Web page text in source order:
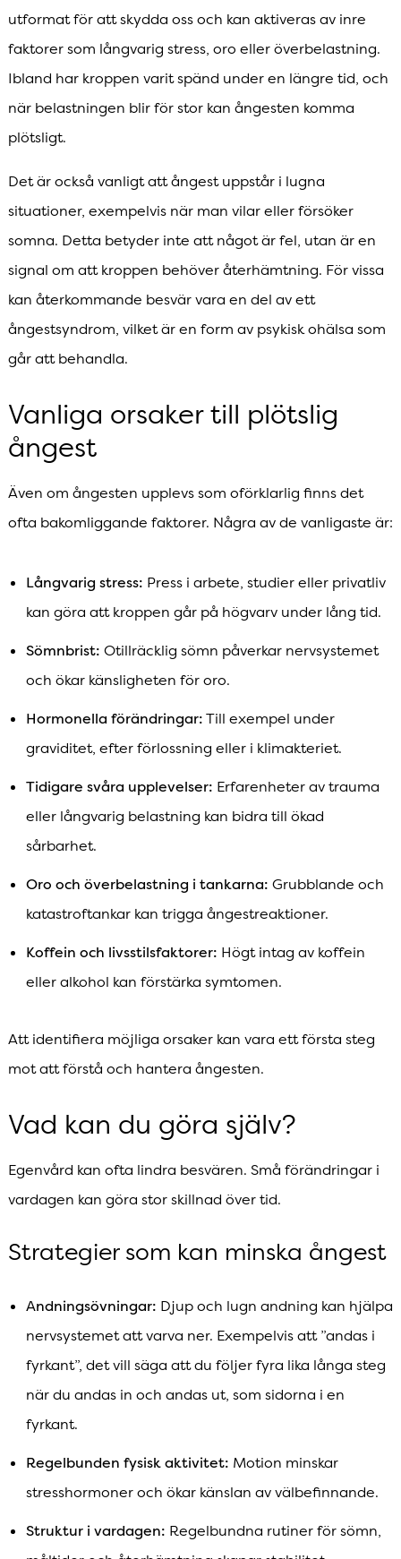
utformat för att skydda oss och kan aktiveras av inre
faktorer som långvarig stress, oro eller överbelastning.
Ibland har kroppen varit spänd under en längre tid, och
när belastningen blir för stor kan ångesten komma
plötsligt.
Det är också vanligt att ångest uppstår i lugna
situationer, exempelvis när man vilar eller försöker
somna. Detta betyder inte att något är fel, utan är en
signal om att kroppen behöver återhämtning. För vissa
kan återkommande besvär vara en del av ett
ångestsyndrom, vilket är en form av psykisk ohälsa som
går att behandla.
Vanliga orsaker till plötslig
ångest
Även om ångesten upplevs som oförklarlig finns det
ofta bakomliggande faktorer. Några av de vanligaste är:
Långvarig stress: Press i arbete, studier eller privatliv
kan göra att kroppen går på högvarv under lång tid.
Sömnbrist: Otillräcklig sömn påverkar nervsystemet
och ökar känsligheten för oro.
Hormonella förändringar: Till exempel under
graviditet, efter förlossning eller i klimakteriet.
Tidigare svåra upplevelser: Erfarenheter av trauma
eller långvarig belastning kan bidra till ökad
sårbarhet.
Oro och överbelastning i tankarna: Grubblande och
katastroftankar kan trigga ångestreaktioner.
Koffein och livsstilsfaktorer: Högt intag av koffein
eller alkohol kan förstärka symtomen.
Att identifiera möjliga orsaker kan vara ett första steg
mot att förstå och hantera ångesten.
Vad kan du göra själv?
Egenvård kan ofta lindra besvären. Små förändringar i
vardagen kan göra stor skillnad över tid.
Strategier som kan minska ångest
Andningsövningar: Djup och lugn andning kan hjälpa
nervsystemet att varva ner. Exempelvis att ”andas i
fyrkant”, det vill säga att du följer fyra lika långa steg
när du andas in och andas ut, som sidorna i en
fyrkant.
Regelbunden fysisk aktivitet: Motion minskar
stresshormoner och ökar känslan av välbefinnande.
Struktur i vardagen: Regelbundna rutiner för sömn,